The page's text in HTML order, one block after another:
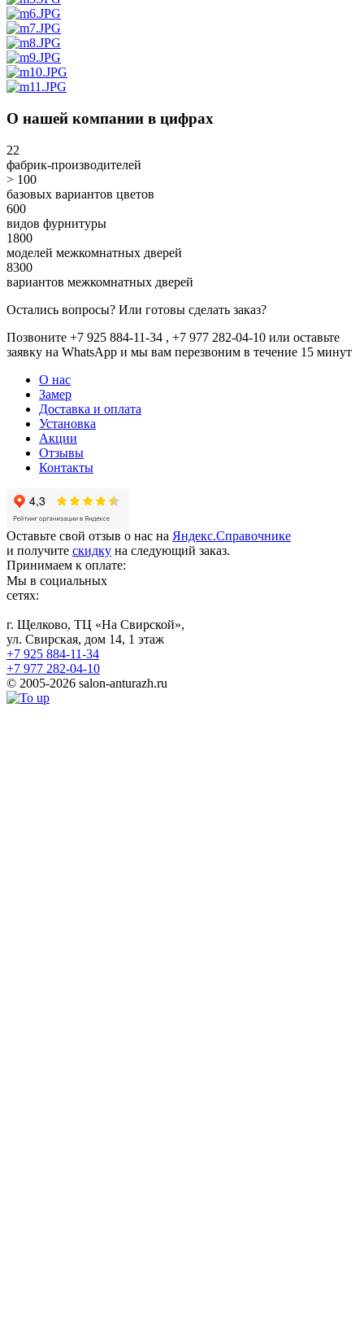
О нашей компании в цифрах
22
фабрик-производителей
> 100
базовых вариантов цветов
600
видов фурнитуры
1800
моделей межкомнатных дверей
8300
вариантов межкомнатных дверей
Остались вопросы? Или готовы сделать заказ?
Позвоните +7 925 884-11-34 , +7 977 282-04-10 или оставьте
заявку на WhatsApp и мы вам перезвоним в течение 15 минут
О нас
Замер
Доставка и оплата
Установка
Акции
Отзывы
Контакты
Оставьте свой отзыв о нас на Яндекс.Справочнике
и получите скидку на следующий заказ.
Принимаем к оплате:
Мы в социальных
сетях:
г. Щелково, ТЦ «На Свирской»,
ул. Свирская, дом 14, 1 этаж
+7 925 884-11-34
+7 977 282-04-10
© 2005-2026 salon-anturazh.ru